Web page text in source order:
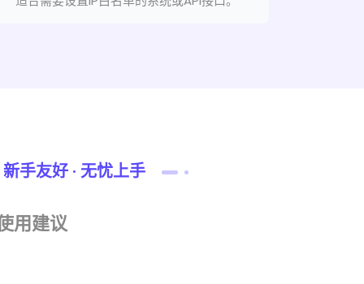
新手友好 · 无忧上手
用建议